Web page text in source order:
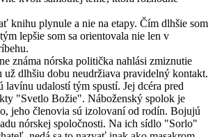
knihu plynule a nie na etapy. Čím dlhšie som
lepšie som sa orientovala nie len v
známa nórska politička nahlási zmiznutie
už dlhšiu dobu neudržiava pravidelný kontakt.
lavínu udalostí tým spustí. Jej dcéra pred
"Svetlo Božie". Náboženský spolok je
jeho členovia sú izolovaní od rodín. Bojujú
nórskej spoločnosti. Na ich sídlo "Sorlo"